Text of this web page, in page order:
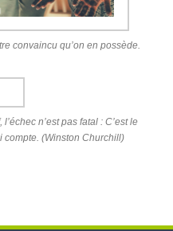
convaincu qu’on en possède.
n’est pas fatal : C’est le
compte. (Winston Churchill)